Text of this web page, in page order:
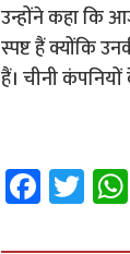
उन्होंने कहा कि
स्पष्ट हैं क्योंकि
हैं। चीनी
Fa
ce
T
wi